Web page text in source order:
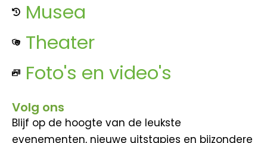
Musea
Theater
Foto's en video's
Volg ons
Blijf op de hoogte van de leukste
evenementen, nieuwe uitstapjes en bijzondere